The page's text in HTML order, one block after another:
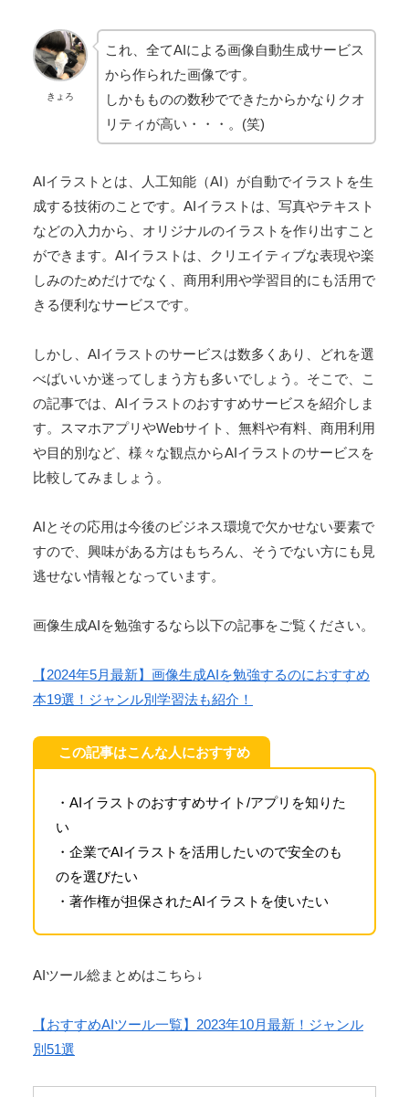
きょろ
これ、全てAIによる画像自動生成サービス
から作られた画像です。
しかもものの数秒でできたからかなりクオ
リティが高い・・・。(笑)
AIイラストとは、人工知能（AI）が自動でイラストを生
成する技術のことです。AIイラストは、写真やテキスト
などの入力から、オリジナルのイラストを作り出すこと
ができます。AIイラストは、クリエイティブな表現や楽
しみのためだけでなく、商用利用や学習目的にも活用で
きる便利なサービスです。
しかし、AIイラストのサービスは数多くあり、どれを選
べばいいか迷ってしまう方も多いでしょう。そこで、こ
の記事では、AIイラストのおすすめサービスを紹介しま
す。スマホアプリやWebサイト、無料や有料、商用利用
や目的別など、様々な観点からAIイラストのサービスを
比較してみましょう。
AIとその応用は今後のビジネス環境で欠かせない要素で
すので、興味がある方はもちろん、そうでない方にも見
逃せない情報となっています。
画像生成AIを勉強するなら以下の記事をご覧ください。
【2024年5月最新】画像生成AIを勉強するのにおすすめ
本19選！ジャンル別学習法も紹介！
この記事はこんな人におすすめ
・AIイラストのおすすめサイト/アプリを知りた
い
・企業でAIイラストを活用したいので安全のも
のを選びたい
・著作権が担保されたAIイラストを使いたい
AIツール総まとめはこちら↓
【おすすめAIツール一覧】2023年10月最新！ジャンル
別51選